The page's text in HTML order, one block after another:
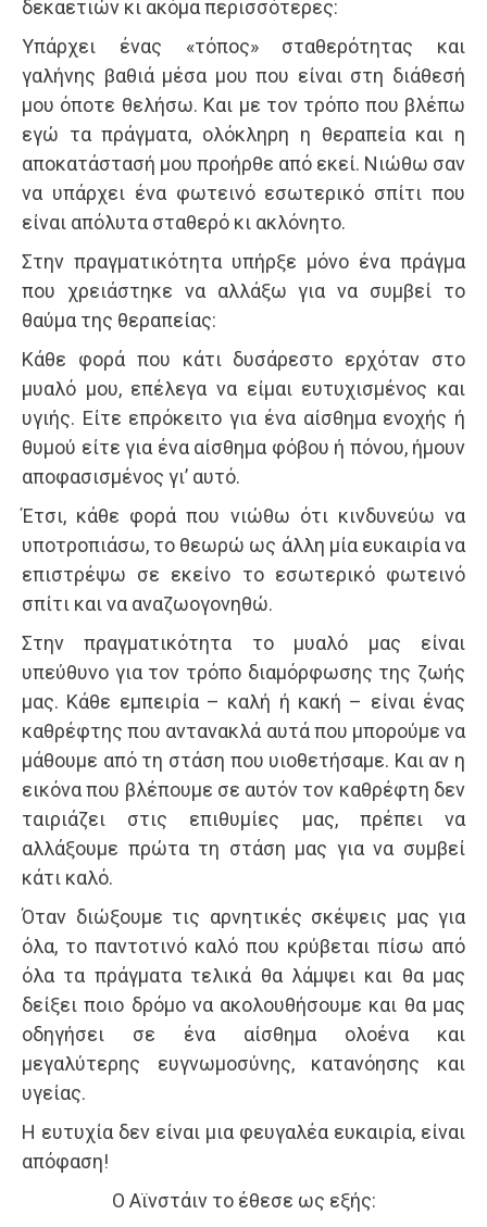
δεκαετιών κι ακόμα περισσότερες:
Υπάρχει ένας «τόπος» σταθερότητας και
γαλήνης βαθιά μέσα μου που είναι στη διάθεσή
μου όποτε θελήσω. Και με τον τρόπο που βλέπω
εγώ τα πράγματα, ολόκληρη η θεραπεία και η
αποκατάστασή μου προήρθε από εκεί. Νιώθω σαν
να υπάρχει ένα φωτεινό εσωτερικό σπίτι που
είναι απόλυτα σταθερό κι ακλόνητο.
Στην πραγματικότητα υπήρξε μόνο ένα πράγμα
που χρειάστηκε να αλλάξω για να συμβεί το
θαύμα της θεραπείας:
Κάθε φορά που κάτι δυσάρεστο ερχόταν στο
μυαλό μου, επέλεγα να είμαι ευτυχισμένος και
υγιής. Είτε επρόκειτο για ένα αίσθημα ενοχής ή
θυμού είτε για ένα αίσθημα φόβου ή πόνου, ήμουν
αποφασισμένος γι’ αυτό.
Έτσι, κάθε φορά που νιώθω ότι κινδυνεύω να
υποτροπιάσω, το θεωρώ ως άλλη μία ευκαιρία να
επιστρέψω σε εκείνο το εσωτερικό φωτεινό
σπίτι και να αναζωογονηθώ.
Στην πραγματικότητα το μυαλό μας είναι
υπεύθυνο για τον τρόπο διαμόρφωσης της ζωής
μας. Κάθε εμπειρία – καλή ή κακή – είναι ένας
καθρέφτης που αντανακλά αυτά που μπορούμε να
μάθουμε από τη στάση που υιοθετήσαμε. Και αν η
εικόνα που βλέπουμε σε αυτόν τον καθρέφτη δεν
ταιριάζει στις επιθυμίες μας, πρέπει να
αλλάξουμε πρώτα τη στάση μας για να συμβεί
κάτι καλό.
Όταν διώξουμε τις αρνητικές σκέψεις μας για
όλα, το παντοτινό καλό που κρύβεται πίσω από
όλα τα πράγματα τελικά θα λάμψει και θα μας
δείξει ποιο δρόμο να ακολουθήσουμε και θα μας
οδηγήσει σε ένα αίσθημα ολοένα και
μεγαλύτερης ευγνωμοσύνης, κατανόησης και
υγείας.
Η ευτυχία δεν είναι μια φευγαλέα ευκαιρία, είναι
απόφαση!
Ο Αϊνστάιν το έθεσε ως εξής: